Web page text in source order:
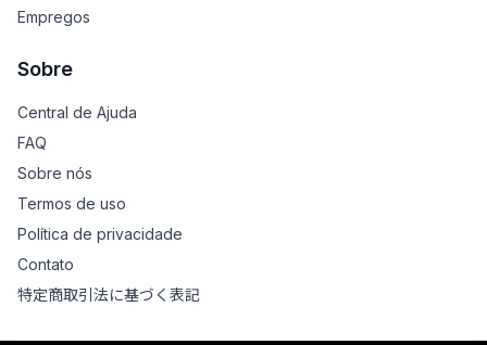
Empregos
Sobre
Central de Ajuda
FAQ
Sobre nós
Termos de uso
Política de privacidade
Contato
特定商取引法に基づく表記